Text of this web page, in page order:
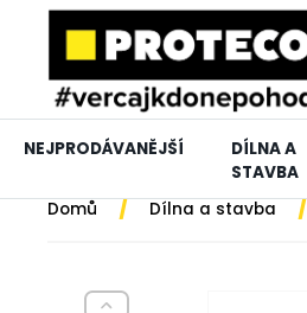
NEJPRODÁVANĚJŠÍ
DÍLNA A
STAVBA
Domů / Dílna a stavba /